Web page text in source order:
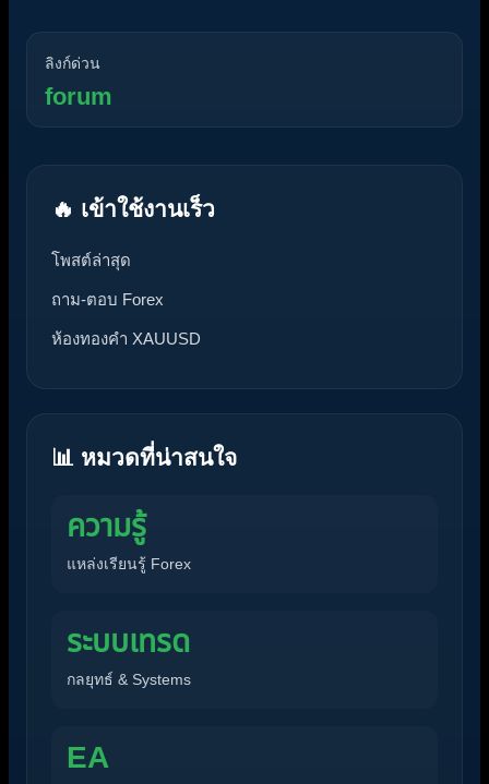
ลิงก์ด่วน
forum
🔥 เข้าใช้งานเร็ว
โพสต์ล่าสุด
ถาม-ตอบ Forex
ห้องทองคำ XAUUSD
📊 หมวดที่น่าสนใจ
ความรู้
แหล่งเรียนรู้ Forex
ระบบเทรด
กลยุทธ์ & Systems
EA